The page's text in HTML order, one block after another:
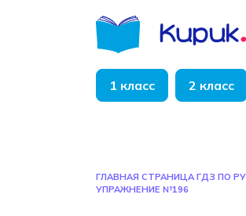
1 класс 2 класс
ГЛАВНАЯ СТРАНИЦА ГДЗ ПО
УПРАЖНЕНИЕ №196